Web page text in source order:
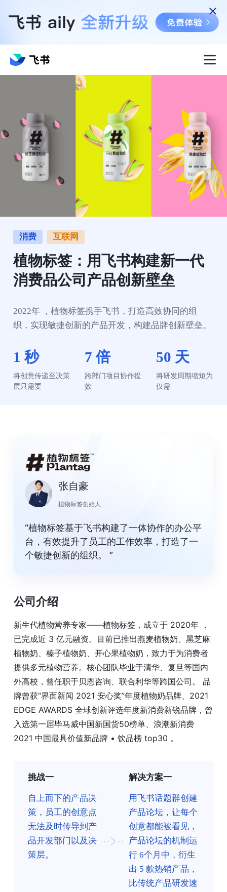
消费 互联网
植物标签：用飞书构建新一代
消费品公司产品创新壁垒
2022年 ，植物标签携手飞书，打造高效协同的组
织，实现敏捷创新的产品开发，构建品牌创新壁垒。
1 秒
将创意传递至决策
层只需要
7 倍
跨部门项目协作提
效
50 天
将研发周期缩短为
仅需
张自豪
植物标签创始人
“植物标签基于飞书构建了一体协作的办公平
台，有效提升了员工的工作效率，打造了一
个敏捷创新的组织。 ”
公司介绍
新生代植物营养专家——植物标签，成立于 2020年 ，
已完成近 3 亿元融资。目前已推出燕麦植物奶、黑芝麻
植物奶、榛子植物奶、开心果植物奶，致力于为消费者
提供多元植物营养。核心团队毕业于清华、复旦等国内
外高校，曾任职于贝恩咨询、联合利华等跨国公司。 品
牌曾获“界面新闻 2021 安心奖”年度植物奶品牌、2021
EDGE AWARDS 全球创新评选年度新消费新锐品牌，曾
入选第一届毕马威中国新国货50榜单、浪潮新消费
2021 中国最具价值新品牌 • 饮品榜 top30 。
挑战一
自上而下的产品决
策，员工的创意点
无法及时传导到产
品开发部门以及决
策层。
解决方案一
用飞书话题群创建
产品论坛，让每个
创意都能被看见，
产品论坛的机制运
行 6个月中，衍生
出 5 款热销产品，
比传统产品研发速